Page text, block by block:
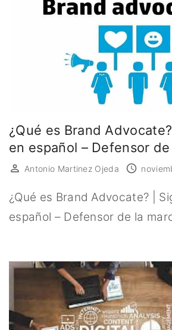
¿Qué es Brand
en español – Defensor
Antonio Martinez Ojeda
¿Qué es Brand Advocate? |
español – Defensor de la